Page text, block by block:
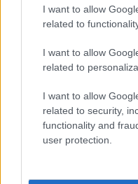
I want to allow
related to
I want to allow
related to
I want to allow
related to security,
functionality and
user protection.
La trattativa
possibile via